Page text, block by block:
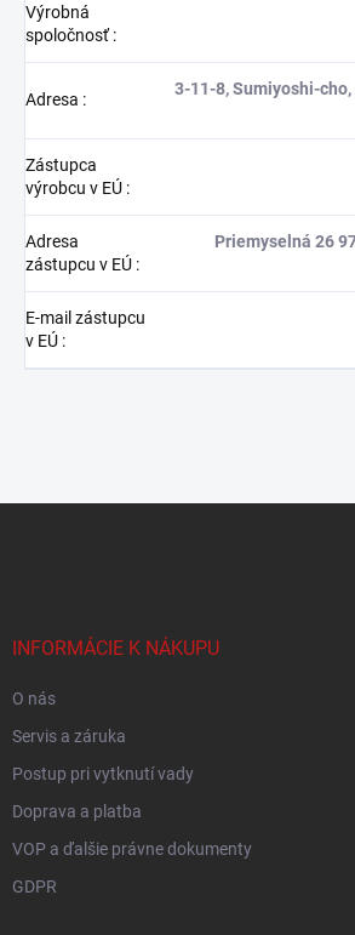
Výrobná
spoločnosť:
Adresa :
3-11-8, Sumiyoshi-
Zástupca
výrobcu v EÚ :
Adresa
zástupcu v EÚ :
Priemyselná 26
E-mail zástupcu
v EÚ :
INFORMÁCIE K NÁKUPU
O nás
Servis a záruka
Postup pri vytknutí vady
Doprava a platba
VOP a ďalšie právne dokumenty
GDPR